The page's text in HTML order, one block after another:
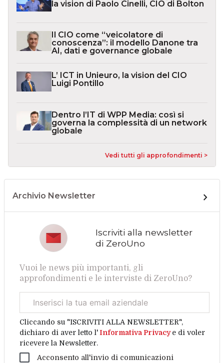
la vision di Paolo Cinelli, CIO di Bolton
Il CIO come “veicolatore di
conoscenza”: il modello Danone tra
AI, dati e governance globale
L’ ICT in Unieuro, la vision del CIO
Luigi Pontillo
Dentro l’IT di WPP Media: così si
governa la complessità di un network
globale
Vedi tutti gli approfondimenti >
Archivio Newsletter
Iscriviti alla newsletter
di ZeroUno
Vuoi le news più importanti, gli
approfondimenti e le interviste di ZeroUno?
aziendale
Cliccando su "ISCRIVITI ALLA NEWSLETTER",
dichiaro di aver letto l'Informativa Privacye di voler
ricevere la Newsletter.
Acconsento all'invio di comunicazioni